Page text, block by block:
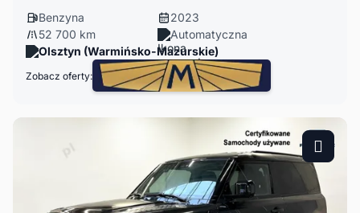
Benzyna
2023
52 700 km
Automatyczna
Olsztyn (Warmińsko-Mazurskie)
Zobacz oferty: